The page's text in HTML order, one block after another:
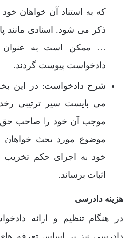
که به استناد آن خواهان
ذکر می شود. اسنادی مانند
… ممکن است به عنوان
دادخواست پیوست گردند.
شرح دادخواست: در این
می بایست سیر ترتیبی
موجب آن خود را صاحب حق
موضوع مورد بحث خواهان
خود به اجرای حکم تخریب
اثبات برساند.
هزینه دادرسی
در هنگام تنظیم و ارائه
دادرسی نیز بر اساس تعرفه